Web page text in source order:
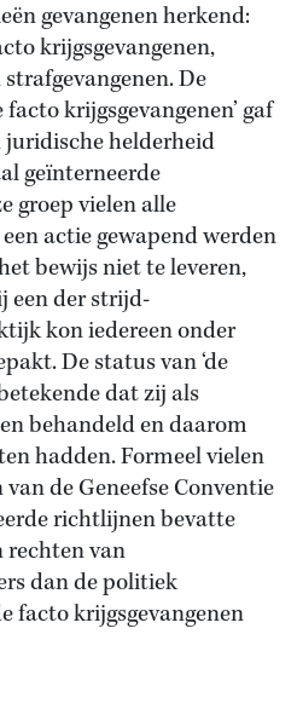
gevangenen herkend:
krijgsgevangenen,
De
krijgsgevangenen’ gaf
juridische helderheid
geïnterneerde
groep vielen alle
actie gewapend werden
bewijs niet te leveren,
een der strijd-
kon iedereen onder
De status van ‘de
dat zij als
behandeld en daarom
hadden. Formeel vielen
de Geneefse Conventie
richtlijnen bevatte
rechten van
dan de politiek
facto krijgsgevangenen